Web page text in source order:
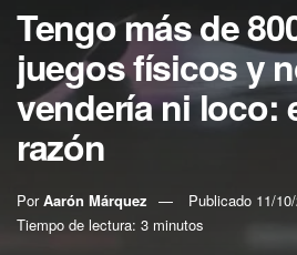
Tengo más de
juegos físicos y
vendería ni loco:
razón
Por Aarón Márquez Publicado 11/
Tiempo de lectura: 3 minutos